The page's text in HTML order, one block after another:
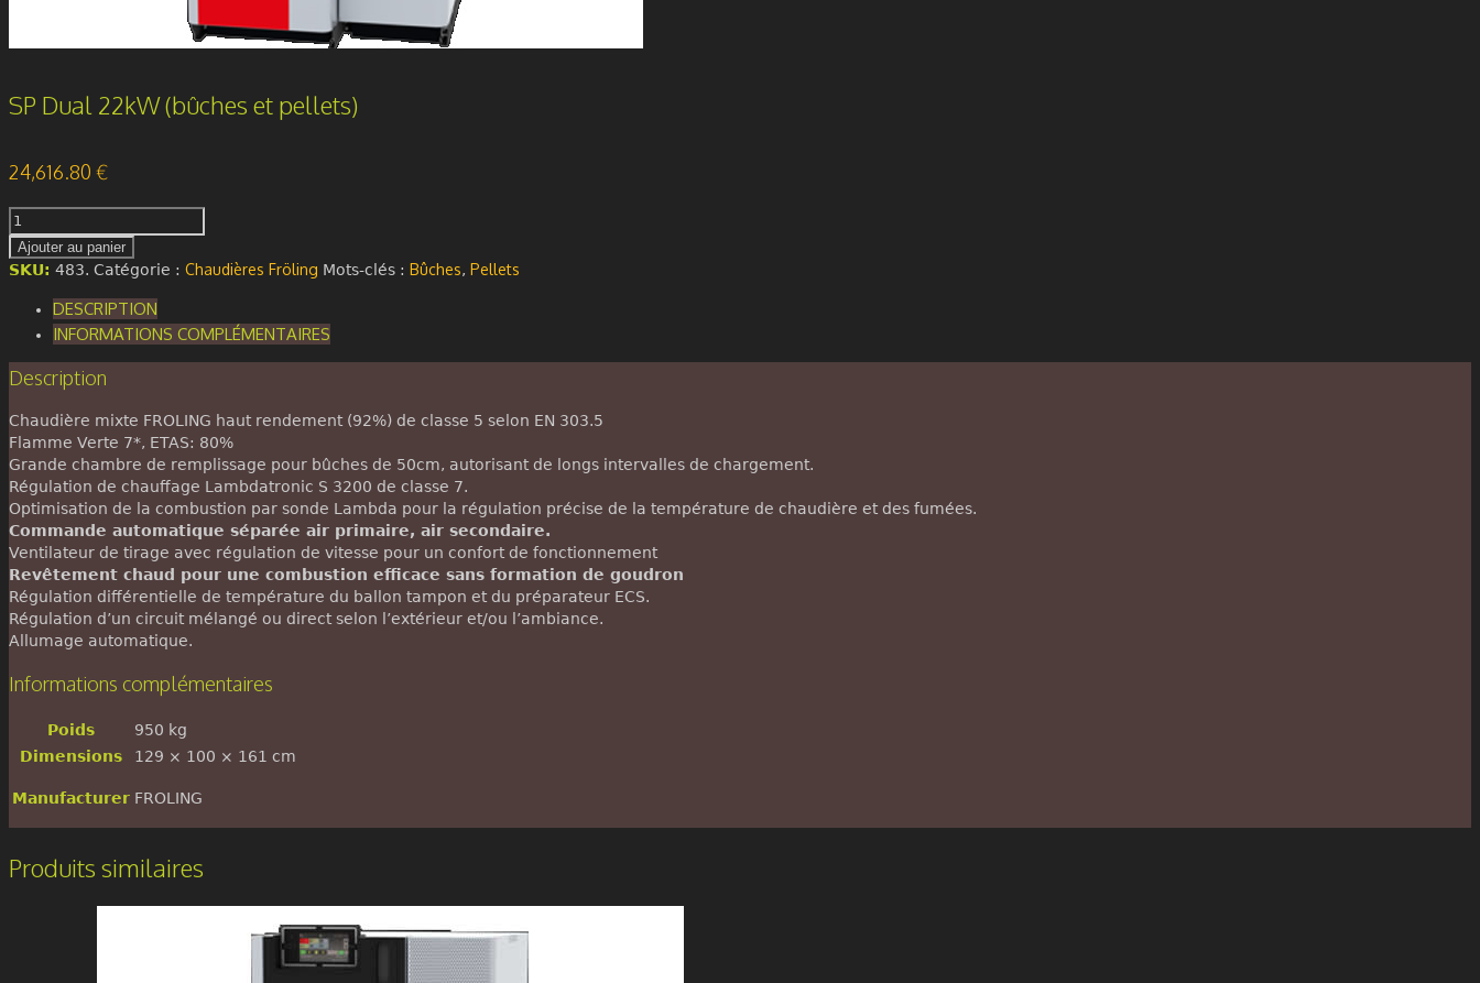
SP Dual 22kW (bûches et pellets)
24,616.80 €
quantité
de
SP
22kW
(bûches
pellets)
Ajouter au panier
SKU: 483. Catégorie : Chaudières Fröling Mots-clés : Bûches, Pellets
DESCRIPTION
INFORMATIONS COMPLÉMENTAIRES
Description
Chaudière mixte FROLING haut rendement (92%) de classe 5 selon EN 303.5
Flamme Verte 7*, ETAS: 80%
Grande chambre de remplissage pour bûches de 50cm, autorisant de longs intervalles de chargement.
Régulation de chauffage Lambdatronic S 3200 de classe 7.
Optimisation de la combustion par sonde Lambda pour la régulation précise de la température de chaudière et des fumées.
Commande automatique séparée air primaire, air secondaire.
Ventilateur de tirage avec régulation de vitesse pour un confort de fonctionnement
Revêtement chaud pour une combustion efficace sans formation de goudron
Régulation différentielle de température du ballon tampon et du préparateur ECS.
Régulation d’un circuit mélangé ou direct selon l’extérieur et/ou l’ambiance.
Allumage automatique.
Informations complémentaires
Poids
950 kg
Dimensions
129 × 100 × 161 cm
Manufacturer FROLING
Produits similaires